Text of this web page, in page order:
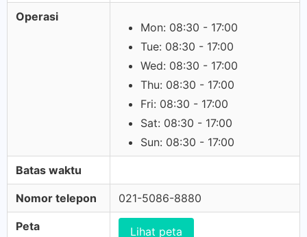
Operasi
Mon: 08:30 - 17:00
Tue: 08:30 - 17:00
Wed: 08:30 - 17:00
Thu: 08:30 - 17:00
Fri: 08:30 - 17:00
Sat: 08:30 - 17:00
Sun: 08:30 - 17:00
Batas waktu
Nomor telepon 021-5086-8880
Peta Lihat peta